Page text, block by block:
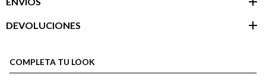
DEVOLUCIONES
cliente
COMPLETA TU LOOK